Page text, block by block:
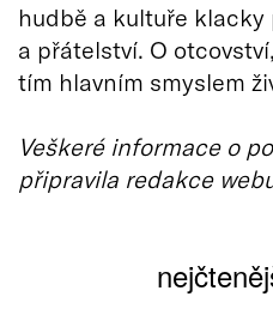
hudbě a kultuře klacky
a přátelství. O
tím hlavním smyslem
Veškeré informace o
připravila redakce